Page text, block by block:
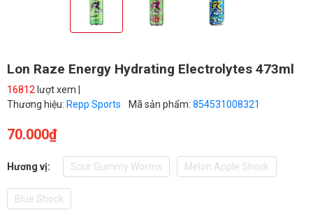
Lon Raze Energy Hydrating Electrolytes 473ml
16812 lượt xem |
Thương hiệu: Repp Sports Mã sản phẩm: 854531008321
70.000₫
Hương vị: Sour Gummy Worms Melon Apple Shock
Blue Shock